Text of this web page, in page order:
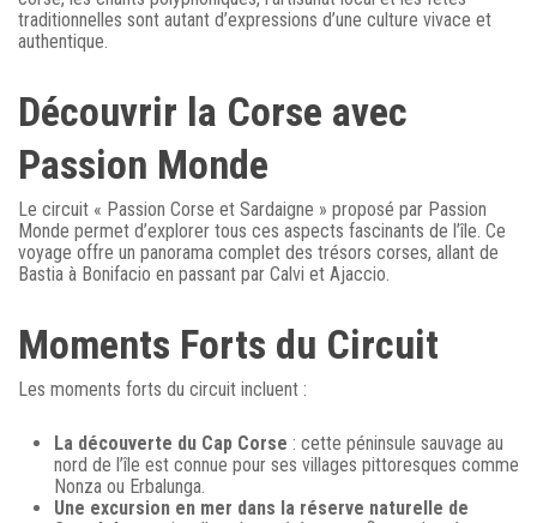
traditionnelles sont autant d’expressions d’une culture vivace et
authentique.
Découvrir la Corse avec
Passion Monde
Le circuit « Passion Corse et Sardaigne » proposé par Passion
Monde permet d’explorer tous ces aspects fascinants de l’île. Ce
voyage offre un panorama complet des trésors corses, allant de
Bastia à Bonifacio en passant par Calvi et Ajaccio.
Moments Forts du Circuit
Les moments forts du circuit incluent :
La découverte du Cap Corse : cette péninsule sauvage au
nord de l’île est connue pour ses villages pittoresques comme
Nonza ou Erbalunga.
Une excursion en mer dans la réserve naturelle de